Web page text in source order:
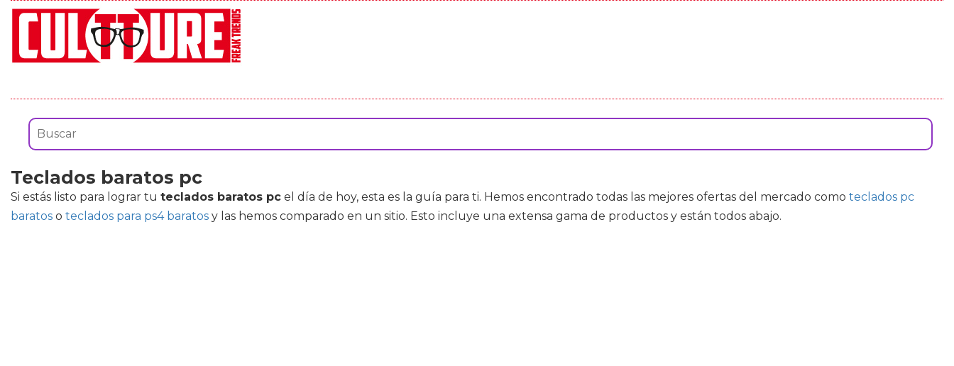
Teclados baratos pc
Si estás listo para lograr tu teclados baratos pc el día de hoy, esta es la guía para ti. Hemos encontrado todas las mejores ofertas del mercado como teclados pc
baratos o teclados para ps4 baratos y las hemos comparado en un sitio. Esto incluye una extensa gama de productos y están todos abajo.